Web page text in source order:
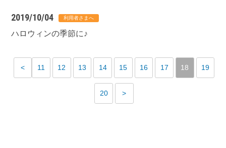
2019/10/04
ハロウィンの季節に♪
< 11 12 13 14 15 16 17 18 19
20 >